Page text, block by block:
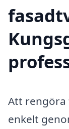
Att rengöra
enkelt